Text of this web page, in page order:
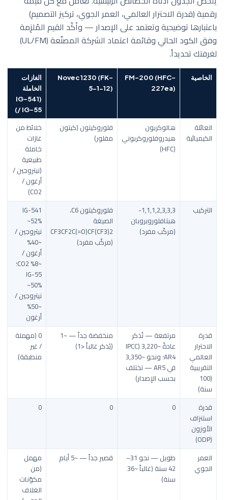
رقمية (قدرة الاحترار العالمي، العمر الجوي، تركيز التصميم)
باعتبارها توضيحية وتعتمد على الإصدار — وأكّد القيم المُلزِمة
وفق الكود الحالي وقائمة اعتماد الشركة المصنّعة (UL/FM)
لغرفتك تحديداً.
الخاصية
FM-200 (HFC-
227ea)
Novec 1230 (FK-
5-1-12)
الغازات
الخاملة
(IG-541
/ IG-55)
العائلة
الكيميائية
هالوكربون
هيدروفلوروكربوني
(HFC)
فلوروكيتون (كيتون
مفلور)
خلائط من
غازات
خاملة
طبيعية
(نيتروجين /
أرغون /
CO2)
التركيب
1,1,1,2,3,3,3-
هبتافلوروبروبان
(مركّب مفرد)
فلوروكيتون C6،
الصيغة
CF3CF2C(=O)CF(CF3)2
(مركّب مفرد)
IG-541
~52%
نيتروجين /
~40%
أرغون /
~8% CO2؛
IG-55
~50%
نيتروجين /
~50%
أرغون
قدرة
الاحترار
العالمي
التقريبية
(100
سنة)
مرتفعة — تُذكر
عادةً ~3,220 (IPCC
AR4؛ ونحو ~3,350
في AR5 — تختلف
بحسب الإصدار)
منخفضة جداً — ~1
(يُذكر غالباً <1)
0 (مهملة
/ غير
منطبقة)
قدرة
استنزاف
الأوزون
(ODP)
0
0
0
العمر
الجوي
طويل — نحو 31–
42 سنة (غالباً ~36
سنة)
قصير جداً — ~5 أيام
مهمل
(من
مكوّنات
الغلاف